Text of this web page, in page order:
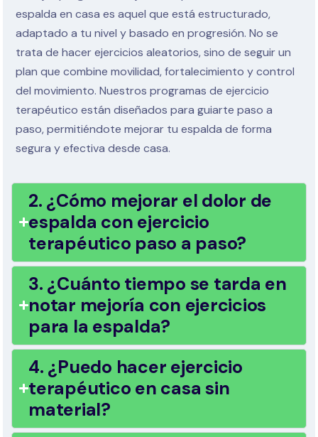
espalda en casa es aquel que está estructurado,
adaptado a tu nivel y basado en progresión. No se
trata de hacer ejercicios aleatorios, sino de seguir un
plan que combine movilidad, fortalecimiento y control
del movimiento. Nuestros programas de ejercicio
terapéutico están diseñados para guiarte paso a
paso, permitiéndote mejorar tu espalda de forma
segura y efectiva desde casa.
2. ¿Cómo mejorar el dolor de
espalda con ejercicio
terapéutico paso a paso?
3. ¿Cuánto tiempo se tarda en
notar mejoría con ejercicios
para la espalda?
4. ¿Puedo hacer ejercicio
terapéutico en casa sin
material?